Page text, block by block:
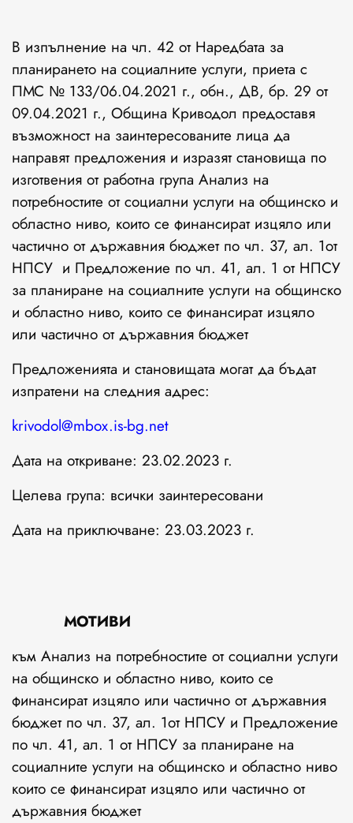
В изпълнение на чл. 42 от Наредбата за
планирането на социалните услуги, приета с
ПМС № 133/06.04.2021 г., обн., ДВ, бр. 29 от
09.04.2021 г., Община Криводол предоставя
възможност на заинтересованите лица да
направят предложения и изразят становища по
изготвения от работна група Анализ на
потребностите от социални услуги на общинско и
областно ниво, които се финансират изцяло или
частично от държавния бюджет по чл. 37, ал. 1от
НПСУ и Предложение по чл. 41, ал. 1 от НПСУ
за планиране на социалните услуги на общинско
и областно ниво, които се финансират изцяло
или частично от държавния бюджет
Предложенията и становищата могат да бъдат
изпратени на следния адрес:
krivodol@mbox.is-bg.net
Дата на откриване: 23.02.2023 г.
Целева група: всички заинтересовани
Дата на приключване: 23.03.2023 г.
МОТИВИ
към Анализ на потребностите от социални услуги
на общинско и областно ниво, които се
финансират изцяло или частично от държавния
бюджет по чл. 37, ал. 1от НПСУ и Предложение
по чл. 41, ал. 1 от НПСУ за планиране на
социалните услуги на общинско и областно ниво
които се финансират изцяло или частично от
държавния бюджет